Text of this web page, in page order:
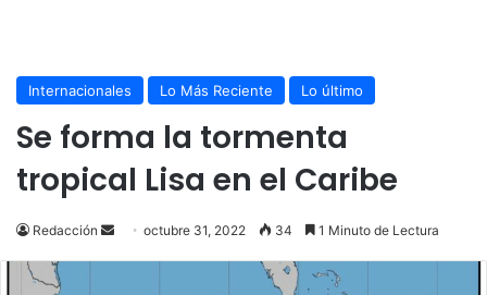
Internacionales Lo Más Reciente Lo último
Se forma la tormenta
tropical Lisa en el Caribe
Redacción
Sendoctubre 31, 2022 34 1 Minuto de Lectura